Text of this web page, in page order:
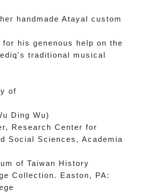
handmade Atayal custom
for his genenous help on the
traditional musical
of
Ding Wu)
Research Center for
Social Sciences, Academia
of Taiwan History
Collection. Easton, PA: